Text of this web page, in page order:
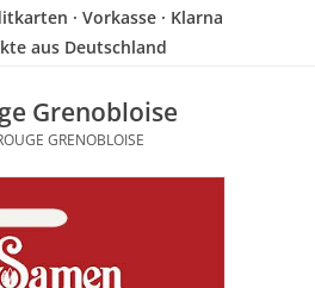
· Vorkasse · Klarna
aus Deutschland
Grenobloise
GRENOBLOISE